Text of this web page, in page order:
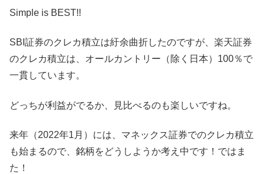
Simple is BEST!!
SBI証券のクレカ積立は紆余曲折したのですが、楽天証券
のクレカ積立は、オールカントリー（除く日本）100％で
一貫しています。
どっちが利益がでるか、見比べるのも楽しいですね。
来年（2022年1月）には、マネックス証券でのクレカ積立
も始まるので、銘柄をどうしようか考え中です！ではま
た！